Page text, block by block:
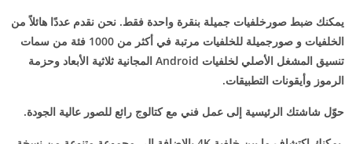
يمكنك ضبط صورخلفيات جميلة بنقرة واحدة فقط. نحن نقدم عددًا هائلاً من
الخلفيات و صورجميلة للخلفيات مرتبة في أكثر من 1000 فئة من سمات
تنسيق المشغل الأصلي لخلفيات Android المجانية ثلاثية الأبعاد وحزمة
الرموز وأيقونات التطبيقات.
حوّل شاشتك الرئيسية إلى عمل فني مع كتالوج رائع للصور عالية الجودة.